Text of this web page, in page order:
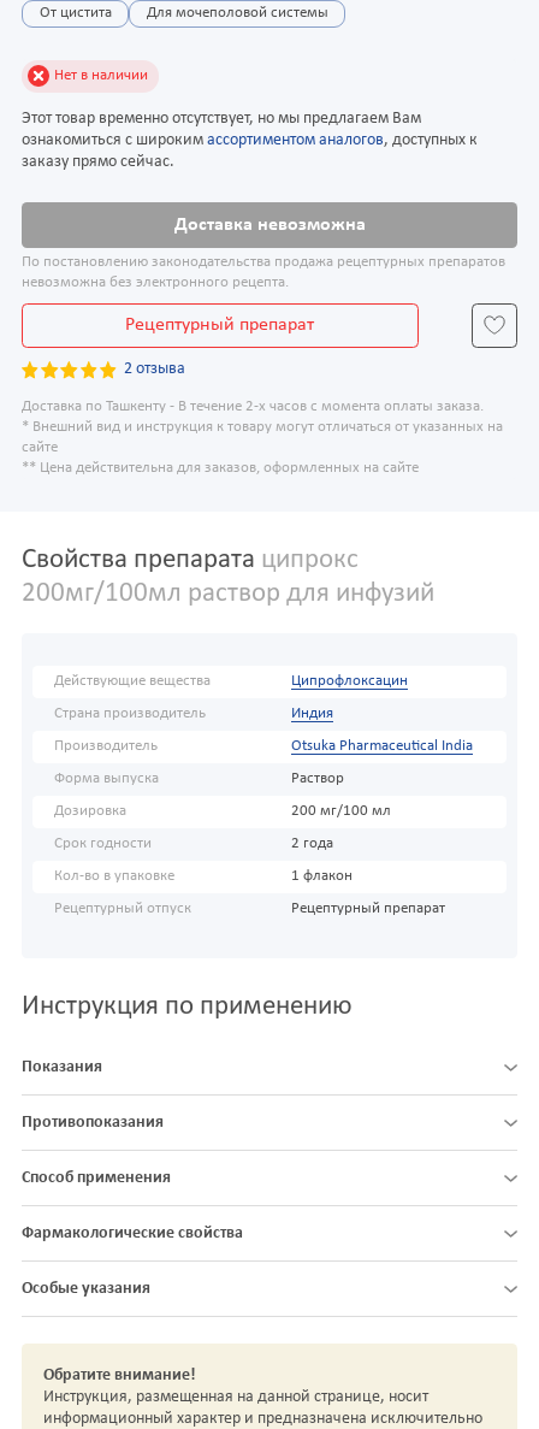
От цистита Для мочеполовой системы
Нет в наличии
Этот товар временно отсутствует, но мы предлагаем Вам
ознакомиться с широким ассортиментом аналогов, доступных к
заказу прямо сейчас.
Доставка невозможна
По постановлению законодательства продажа рецептурных препаратов
невозможна без электронного рецепта.
Рецептурный препарат
2 отзыва
Доставка по Ташкенту - В течение 2-х часов с момента оплаты заказа.
* Внешний вид и инструкция к товару могут отличаться от указанных на
сайте
** Цена действительна для заказов, оформленных на сайте
Свойства препарата ципрокс
200мг/100мл раствор для инфузий
Действующие вещества Ципрофлоксацин
Страна производитель Индия
Производитель Otsuka Pharmaceutical India
Форма выпуска Раствор
Дозировка 200 мг/100 мл
Срок годности 2 года
Кол-во в упаковке 1 флакон
Рецептурный отпуск Рецептурный препарат
Инструкция по применению
Показания
Противопоказания
Способ применения
Фармакологические свойства
Особые указания
Обратите внимание!
Инструкция, размещенная на данной странице, носит
информационный характер и предназначена исключительно